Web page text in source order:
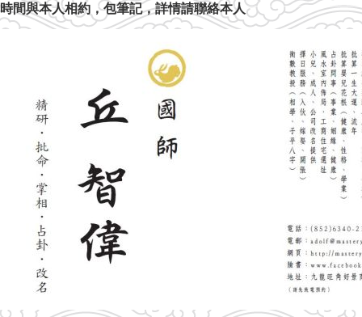
時間與本人相約，包筆記，詳情請聯絡本人